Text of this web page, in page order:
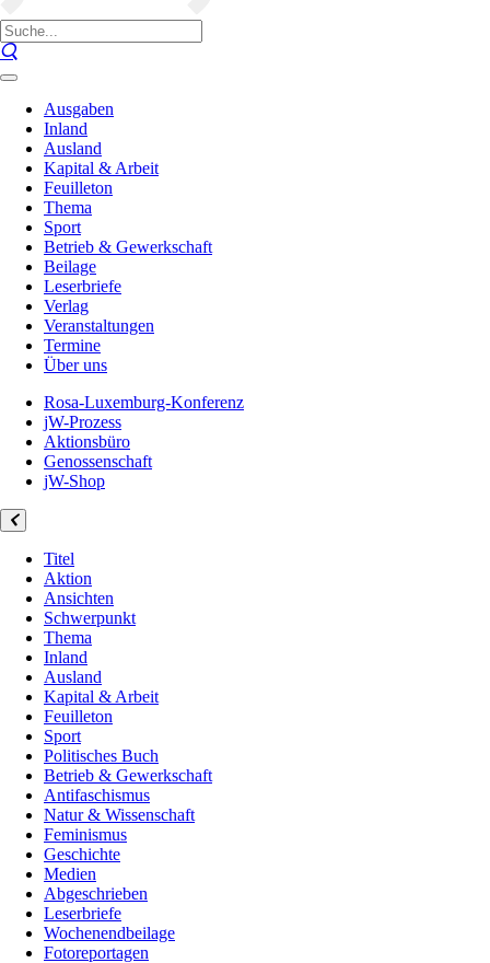
Ausgaben
Inland
Ausland
Kapital & Arbeit
Feuilleton
Thema
Sport
Betrieb & Gewerkschaft
Beilage
Leserbriefe
Verlag
Veranstaltungen
Termine
Über uns
Rosa-Luxemburg-Konferenz
jW-Prozess
Aktionsbüro
Genossenschaft
jW-Shop
Titel
Aktion
Ansichten
Schwerpunkt
Thema
Inland
Ausland
Kapital & Arbeit
Feuilleton
Sport
Politisches Buch
Betrieb & Gewerkschaft
Antifaschismus
Natur & Wissenschaft
Feminismus
Geschichte
Medien
Abgeschrieben
Leserbriefe
Wochenendbeilage
Fotoreportagen